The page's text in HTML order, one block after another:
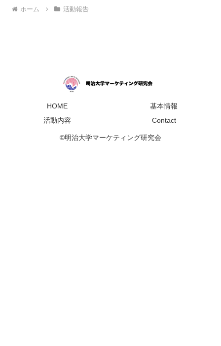
ホーム 活動報告
HOME
基本情報
活動内容
Contact
©明治大学マーケティング研究会